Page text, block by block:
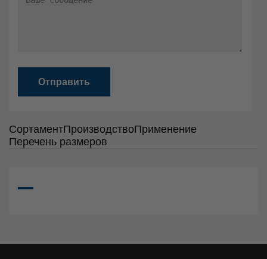
Отправить
СортаментПроизводствоПрименение
Перечень размеров